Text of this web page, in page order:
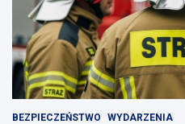
BEZPIECZEŃSTWO WYDARZENIA